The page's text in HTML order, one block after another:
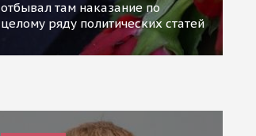
отбывал там наказание по
целому ряду политических статей